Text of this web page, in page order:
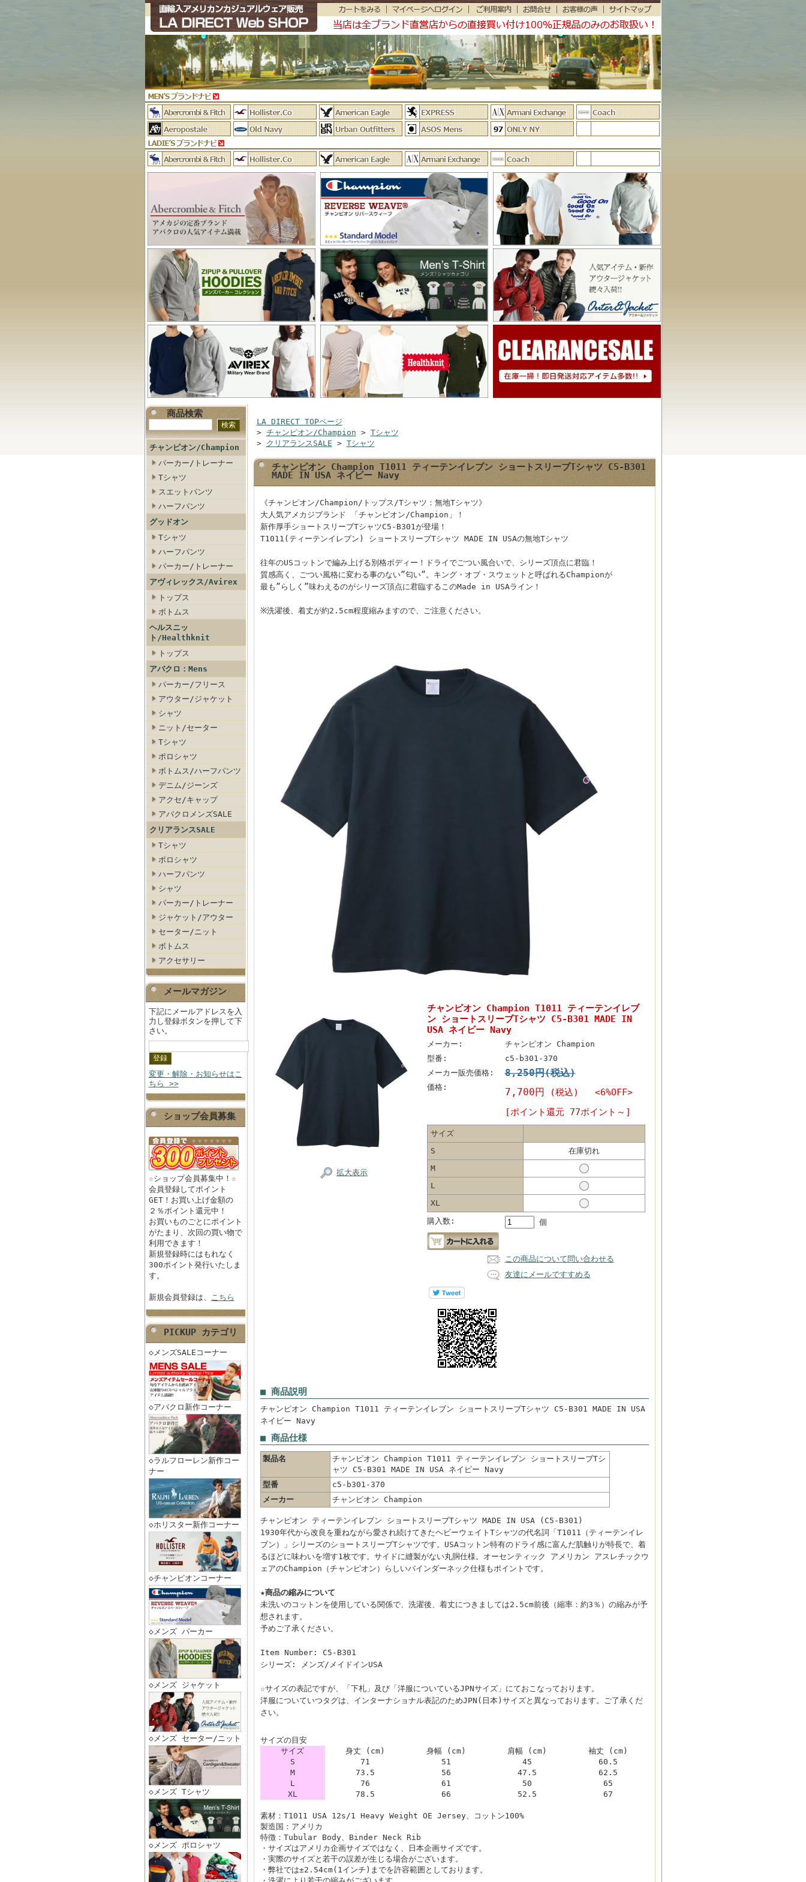
商品検索
チャンピオン/Champion
パーカー/トレーナー
Tシャツ
スエットパンツ
ハーフパンツ
グッドオン
Tシャツ
ハーフパンツ
パーカー/トレーナー
アヴィレックス/Avirex
トップス
ボトムス
ヘルスニッ
ト/Healthknit
トップス
アバクロ：Mens
パーカー/フリース
アウター/ジャケット
シャツ
ニット/セーター
Tシャツ
ポロシャツ
ボトムス/ハーフパンツ
デニム/ジーンズ
アクセ/キャップ
アバクロメンズSALE
クリアランスSALE
Tシャツ
ポロシャツ
ハーフパンツ
シャツ
パーカー/トレーナー
ジャケット/アウター
セーター/ニット
ボトムス
アクセサリー
メールマガジン
下記にメールアドレスを入
力し登録ボタンを押して下
さい。
変更・解除・お知らせはこ
ちら >>
ショップ会員募集
☆ショップ会員募集中！☆
会員登録してポイント
GET！お買い上げ金額の
２％ポイント還元中！
お買いものごとにポイント
がたまり、次回の買い物で
利用できます！
新規登録時にはもれなく
300ポイント発行いたしま
す。
新規会員登録は、 こちら
PICKUP カテゴリ
◇メンズSALEコーナー
◇アバクロ新作コーナー
◇ラルフローレン新作コー
ナー
◇ホリスター新作コーナー
◇チャンピオンコーナー
◇メンズ パーカー
◇メンズ ジャケット
◇メンズ セーター/ニット
◇メンズ Tシャツ
◇メンズ ポロシャツ
LA DIRECT TOPページ
> チャンピオン/Champion > Tシャツ
> クリアランスSALE > Tシャツ
チャンピオン Champion T1011 ティーテンイレブン ショートスリーブTシャツ C5-B301
MADE IN USA ネイビー Navy
《チャンピオン/Champion/トップス/Tシャツ：無地Tシャツ》
大人気アメカジブランド 「チャンピオン/Champion」！
新作厚手ショートスリーブTシャツC5-B301が登場！
T1011(ティーテンイレブン) ショートスリーブTシャツ MADE IN USAの無地Tシャツ
往年のUSコットンで編み上げる別格ボディー！ドライでごつい風合いで、シリーズ頂点に君臨！
質感高く、ごつい風格に変わる事のない”匂い”。キング・オブ・スウェットと呼ばれるChampionが
最も”らしく”味わえるのがシリーズ頂点に君臨するこのMade in USAライン！
※洗濯後、着丈が約2.5cm程度縮みますので、ご注意ください。
拡大表示
チャンピオン Champion T1011 ティーテンイレブ
ン ショートスリーブTシャツ C5-B301 MADE IN
USA ネイビー Navy
メーカー:
チャンピオン Champion
型番:
c5-b301-370
メーカー販売価格:
8,250円(税込)
価格: 7,700円 (税込) <6%OFF>
[ポイント還元 77ポイント～]
サイズ
S
在庫切れ
M
L
XL
購入数:
個
この商品について問い合わせる
友達にメールですすめる
■ 商品説明
チャンピオン Champion T1011 ティーテンイレブン ショートスリーブTシャツ C5-B301 MADE IN USA
ネイビー Navy
■ 商品仕様
製品名
チャンピオン Champion T1011 ティーテンイレブン ショートスリーブTシ
ャツ C5-B301 MADE IN USA ネイビー Navy
型番
c5-b301-370
メーカー
チャンピオン Champion
チャンピオン ティーテンイレブン ショートスリーブTシャツ MADE IN USA (C5-B301)
1930年代から改良を重ねながら愛され続けてきたヘビーウェイトTシャツの代名詞「T1011（ティーテンイレ
ブン）」シリーズのショートスリーブTシャツです。USAコットン特有のドライ感に富んだ肌触りが特長で、着
るほどに味わいを増す1枚です。サイドに縫製がない丸胴仕様。オーセンティック アメリカン アスレチックウ
ェアのChampion（チャンピオン）らしいバインダーネック仕様もポイントです。
★商品の縮みについて
未洗いのコットンを使用している関係で、洗濯後、着丈につきましては2.5cm前後（縮率：約3％）の縮みが予
想されます。
予めご了承ください。
Item Number: C5-B301
シリーズ: メンズ/メイドインUSA
☆サイズの表記ですが、「下札」及び「洋服についているJPNサイズ」にておこなっております。
洋服についていつタグは、インターナショナル表記のためJPN(日本)サイズと異なっております。ご了承くだ
さい。
サイズの目安
サイズ
身丈 (cm) 身幅 (cm) 肩幅 (cm)
袖丈 (cm)
S
71 51 45
60.5
M
73.5 56 47.5
62.5
L
76 61 50
65
XL
78.5 66 52.5 67
素材：T1011 USA 12s/1 Heavy Weight OE Jersey、コットン100%
製造国：アメリカ
特徴：Tubular Body、Binder Neck Rib
・サイズはアメリカ企画サイズではなく、日本企画サイズです。
・実際のサイズと若干の誤差が生じる場合がございます。
・弊社では±2.54cm(1インチ)までを許容範囲としております。